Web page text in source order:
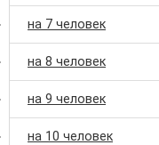
на 7 человек
на 8 человек
на 9 человек
на 10 человек